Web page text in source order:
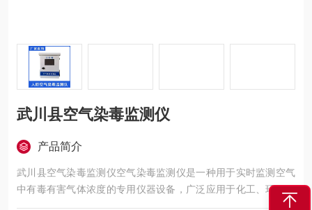
武川县空气染毒监测仪
产品简介
武川县空气染毒监测仪空气染毒监测仪是一种用于实时监测空气
中有毒有害气体浓度的专用仪器设备，广泛应用于化工、环保、
应急救援、职业卫生等领域。该仪器通过集成高精度传感器、数